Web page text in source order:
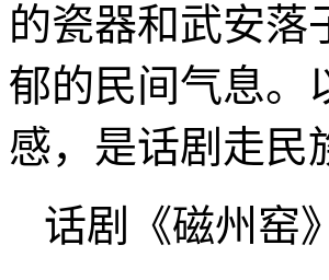
的瓷器和武安落
郁的民间气息。
感，是话剧走民
话剧《磁州窑